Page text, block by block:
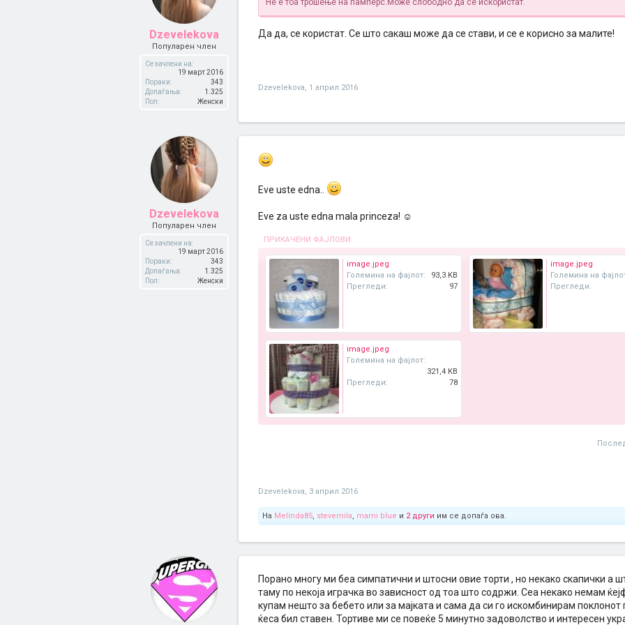
Dzevelekova
Популарен член
Се зачлени на:
19 март 2016
Пораки:
343
Допаѓања:
1.325
Пол:
Женски
Не е тоа трошење на памперс.Може слободно да се искористат.
Да да, се користат. Се што сакаш може да се стави, и се е корисно за малите!
Dzevelekova, 1 април 2016
Dzevelekova
Популарен член
Се зачлени на:
19 март 2016
Пораки:
343
Допаѓања:
1.325
Пол:
Женски
Eve uste edna..
Eve za uste edna mala princeza! ☺️
ПРИКАЧЕНИ ФАЈЛОВИ:
image.jpeg
Големина на фајлот:
93,3 KB
Прегледи:
97
image.jpeg
Големина на
Прегледи:
image.jpeg
Големина на фајлот:
321,4 KB
Прегледи:
78
Dzevelekova, 3 април 2016
На Melinda85, stevemila, mami blue и 2 други им се допаѓа ова.
Порано многу ми беа симпатични и штосни овие торти , но некако скапички а
таму по некоја играчка во зависност од тоа што содржи. Сеа некако немам
купам нешто за бебето или за мајката и сама да си го искомбинирам
ќеса бил ставен. Тортиве ми се повеќе 5 минутно задоволство и интересен